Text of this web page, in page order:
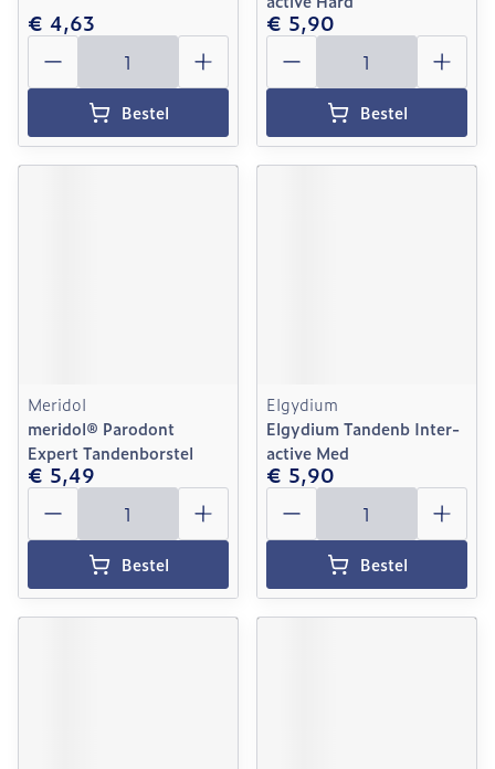
€ 4,63
Aantal
Bestel
€ 5,90
Aantal
Bestel
Meridol
meridol® Parodont
Expert Tandenborstel
€ 5,49
Aantal
Bestel
Elgydium
Elgydium Tandenb Inter-
active Med
€ 5,90
Aantal
Bestel